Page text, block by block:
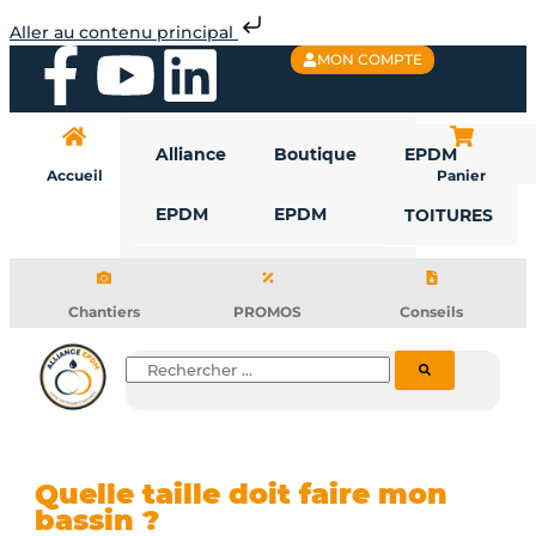
Aller au contenu principal
au
contenuF
a
c
b
o
o
k
Y
o
u
u
b
L
i
n
d
n
MON COMPTE
Accueil
Alliance
EPDM
Boutique
EPDM
EPDM
TOITURES
Panier
Chantiers PROMOS Conseils
Rechercher
Quelle taille doit faire mon
bassin ?